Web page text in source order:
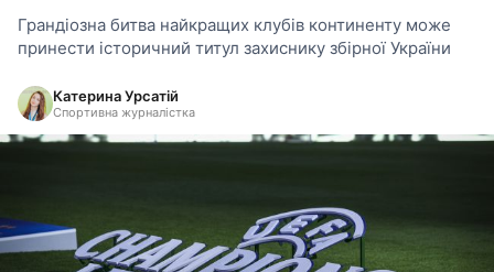
Грандіозна битва найкращих клубів континенту може
принести історичний титул захиснику збірної України
Катерина Урсатій
Спортивна журналістка